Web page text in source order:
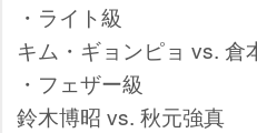
・ライト級
キム・ギョンピョ vs. 倉
・フェザー級
鈴木博昭 vs. 秋元強真